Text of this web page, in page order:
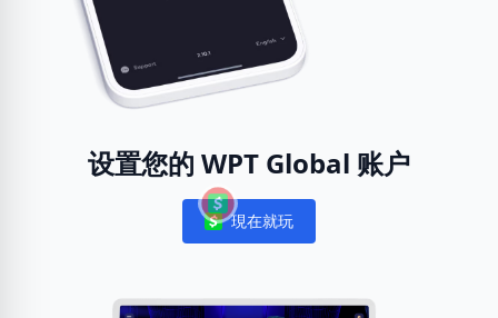
设置您的 WPT Global 账户
Notifications
現在就玩